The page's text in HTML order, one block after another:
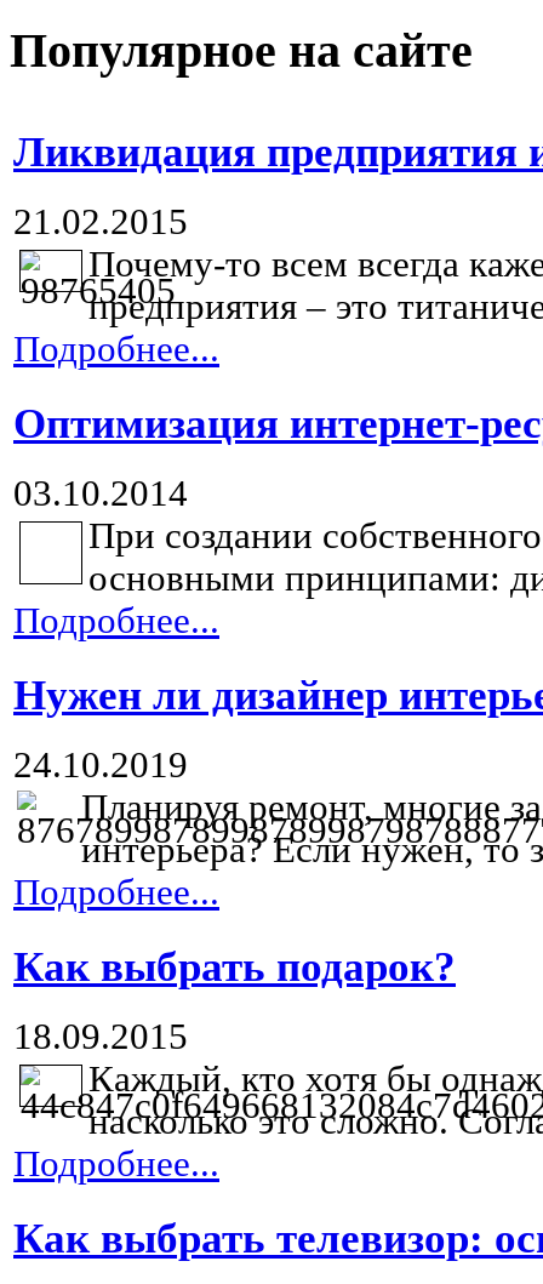
Популярное на сайте
Ликвидация предприятия
21.02.2015
Почему-то всем всегда
предприятия – это
Подробнее...
Оптимизация интернет-
03.10.2014
При создании
основными принципами:
Подробнее...
Нужен ли дизайнер
24.10.2019
Планируя ремонт, многие
интерьера? Если нужен, то
Подробнее...
Как выбрать подарок?
18.09.2015
Каждый, кто хотя бы
насколько это сложно.
Подробнее...
Как выбрать телевизор: